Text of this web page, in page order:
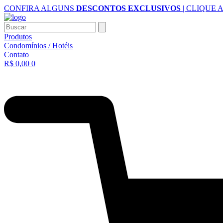
Ir
para
o
conteúdo
CONFIRA ALGUNS DESCONTOS EXCLUSIVOS | CLIQUE
Buscar
Produtos
Condomínios / Hotéis
Contato
R$ 0,00 0